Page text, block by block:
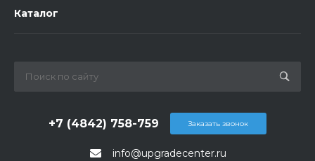
Каталог
info@upgradecenter.ru
+7 (4842) 758-759 Заказать звонок